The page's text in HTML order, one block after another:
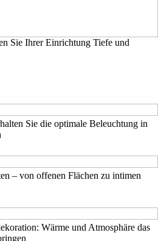
Sie Ihrer Einrichtung Tiefe und
Sie die optimale Beleuchtung in
– von offenen Flächen zu intimen
Wärme und Atmosphäre das